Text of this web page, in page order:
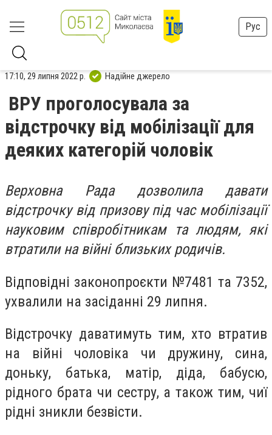
Рус
17:10, 29 липня 2022 р. Надійне джерело
ВРУ проголосувала за
відстрочку від мобілізації для
деяких категорій чоловік
Верховна Рада дозволила давати
відстрочку від призову під час мобілізації
науковим співробітникам та людям, які
втратили на війні близьких родичів.
Відповідні законопроєкти №7481 та 7352,
ухвалили на засіданні 29 липня.
Відстрочку даватимуть тим, хто втратив
на війні чоловіка чи дружину, сина,
доньку, батька, матір, діда, бабусю,
рідного брата чи сестру, а також тим, чиї
рідні зникли безвісти.